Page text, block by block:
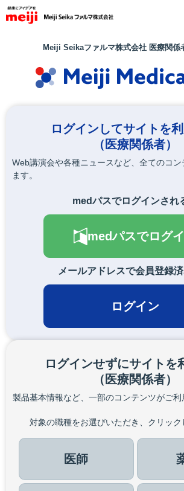
メ
イ
Meiji Seikaファルマ株式会社 医療関係
ログインしてサイトを
（医療関係者）
Web講演会や各種ニュースなど、全てのコ
ます。
medパスでログインされ
medパスでログ
メールアドレスで会員登録
ログイン
ログインせずにサイトを
（医療関係者）
製品基本情報など、一部のコンテンツがご利
対象の職種をお選びいただき、クリック
医師